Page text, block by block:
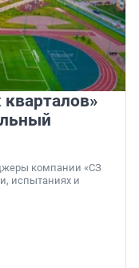
компании «СЗ
испытаниях и